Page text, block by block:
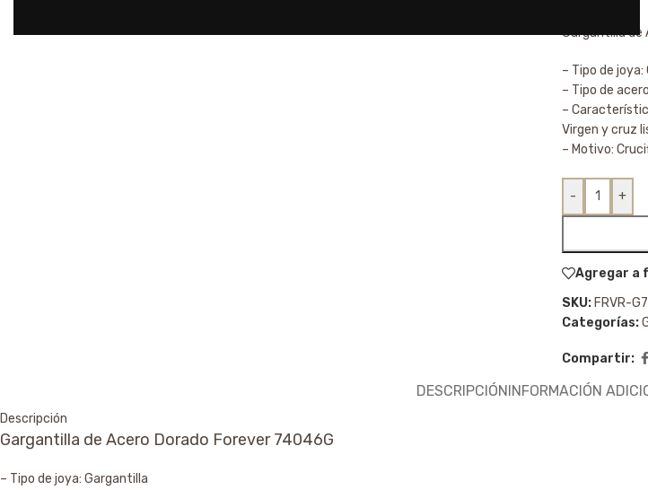
Gargantilla de
– Tipo de
– Tipo de
–
Virgen y cruz
– Motivo:
- +
Agregar a
SKU: FRVR-
Categorías:
Compartir:
DESCRIPCIÓNINFORMACIÓN
Descripción
Gargantilla de Acero Dorado Forever 74046G
– Tipo de joya: Gargantilla